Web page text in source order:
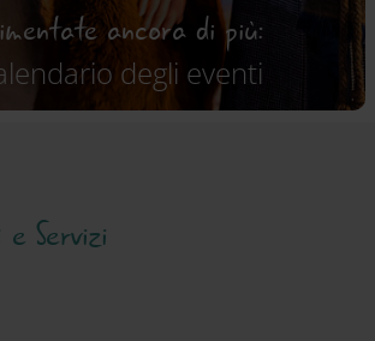
ancora di più:
degli eventi
Servizi